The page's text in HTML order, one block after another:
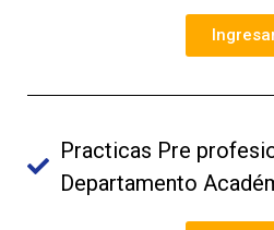
Practicas Pre
Departamento